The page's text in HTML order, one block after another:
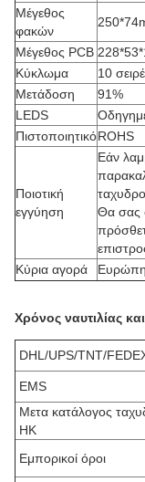
Μέγεθος
φακών
Μέγεθος PCB
Κύκλωμα
10
Μετάδοση
91%
LEDS
ΠιστοποιητικόROHS
Ποιοτική
εγγύηση
Εάν
Θα σας
Κύρια αγορά
Χρόνος ναυτιλίας
DHL/UPS/TNT/
EMS
Μετα κατάλογος
HK
Εμπορικοί όροι